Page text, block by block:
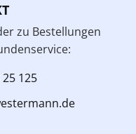
zu Bestellungen
125